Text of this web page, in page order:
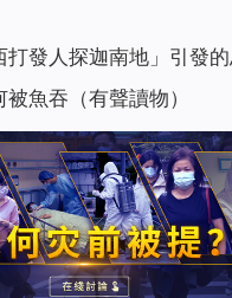
打發人探迦南地」引發
魚吞（有聲讀物）